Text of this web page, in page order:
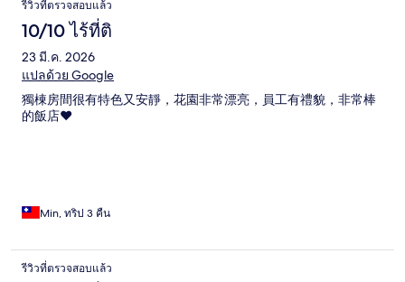
รีวิวที่ตรวจสอบแล้ว
10/10 ไร้ที่ติ
23 มี.ค. 2026
แปลด้วย Google
獨棟房間很有特色又安靜，花園非常漂亮，員工有禮貌，非常棒
的飯店❤️
Min, ทริป 3 คืน
รีวิวที่ตรวจสอบแล้ว